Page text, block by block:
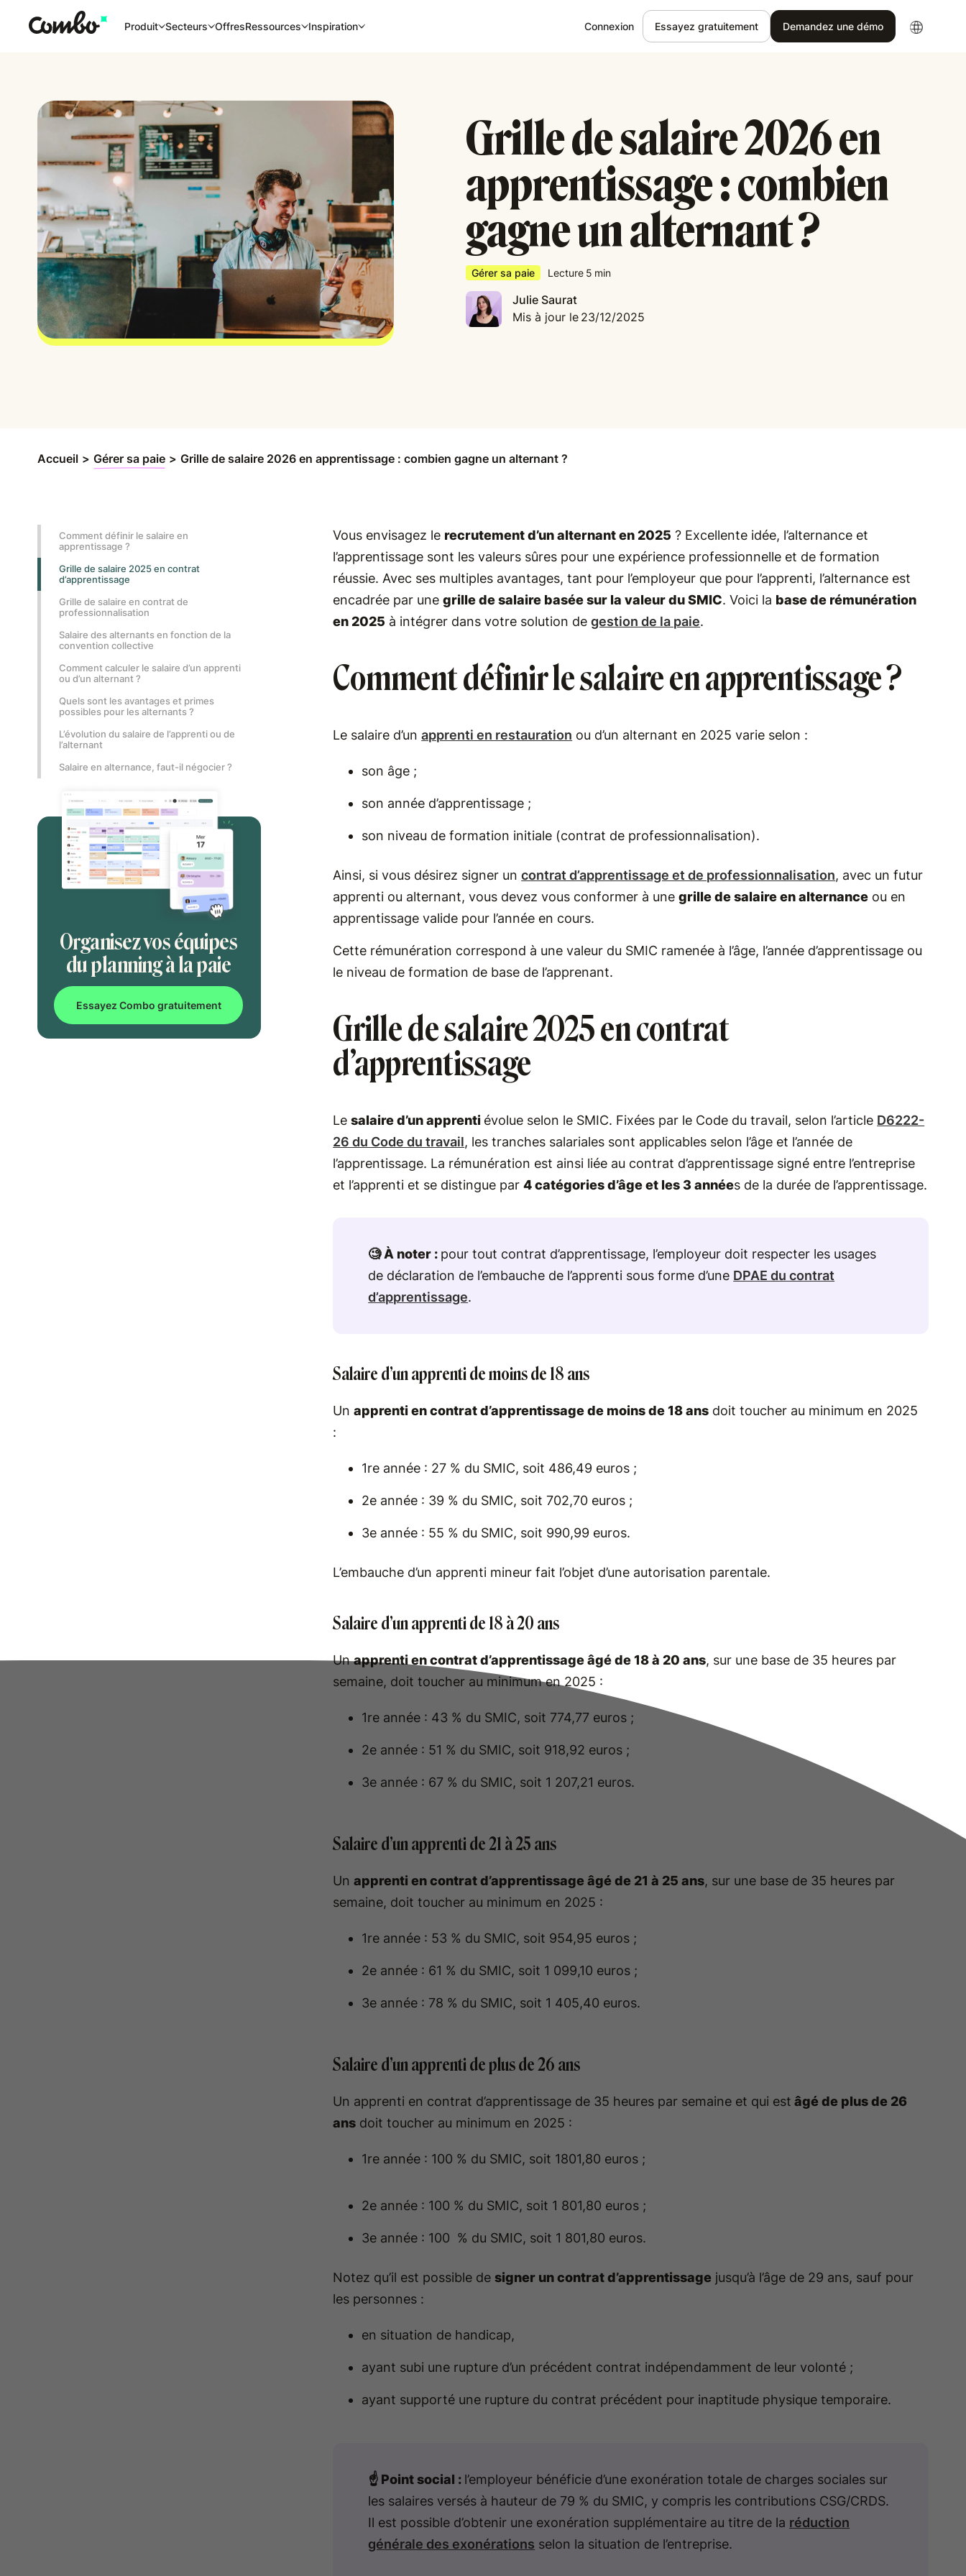
Produit Secteurs OffresRessources Inspiration Connexion Essayez gratuitement Demandez une démo
Grille de salaire 2026 en
apprentissage : combien
gagne un alternant ?
Gérer sa paie Lecture 5 min
Julie Saurat
Mis à jour le 23/12/2025
Accueil > Gérer sa paie > Grille de salaire 2026 en apprentissage : combien gagne un alternant ?
Comment définir le salaire en
apprentissage ?
Grille de salaire 2025 en contrat
d’apprentissage
Grille de salaire en contrat de
professionnalisation
Salaire des alternants en fonction de la
convention collective
Comment calculer le salaire d’un apprenti
ou d’un alternant ?
Quels sont les avantages et primes
possibles pour les alternants ?
L’évolution du salaire de l’apprenti ou de
l’alternant
Salaire en alternance, faut-il négocier ?
Organisez vos équipes
du planning à la paie
Essayez Combo gratuitement
Vous envisagez le recrutement d’un alternant en 2025 ? Excellente idée, l’alternance et
l’apprentissage sont les valeurs sûres pour une expérience professionnelle et de formation
réussie. Avec ses multiples avantages, tant pour l’employeur que pour l’apprenti, l’alternance est
encadrée par unegrille de salaire basée sur la valeur du SMIC. Voici la base de rémunération
en 2025 à intégrer dans votre solution degestion de la paie.
Comment définir le salaire en apprentissage ?
Le salaire d’unapprenti en restauration ou d’un alternant en 2025 varie selon :
son âge ;
son année d’apprentissage ;
son niveau de formation initiale (contrat de professionnalisation).
Ainsi, si vous désirez signer uncontrat d’apprentissage et de professionnalisation, avec un futur
apprenti ou alternant, vous devez vous conformer à unegrille de salaire en alternance ou en
apprentissage valide pour l’année en cours.
Cette rémunération correspond à une valeur du SMIC ramenée à l’âge, l’année d’apprentissage ou
le niveau de formation de base de l’apprenant.
Grille de salaire 2025 en contrat
d’apprentissage
Lesalaire d’un apprenti évolue selon le SMIC. Fixées par le Code du travail, selon l’article D6222-
26 du Code du travail, les tranches salariales sont applicables selon l’âge et l’année de
l’apprentissage. La rémunération est ainsi liée au contrat d’apprentissage signé entre l’entreprise
et l’apprenti et se distingue par4 catégories d’âge et les 3 années de la durée de l’apprentissage.
🧐 À noter : pour tout contrat d’apprentissage, l’employeur doit respecter les usages
de déclaration de l’embauche de l’apprenti sous forme d’une DPAE du contrat
d’apprentissage.
Salaire d’un apprenti de moins de 18 ans
Unapprenti en contrat d’apprentissage de moins de 18 ans doit toucher au minimum en 2025
:
1re année : 27 % du SMIC, soit 486,49 euros ;
2e année : 39 % du SMIC, soit 702,70 euros ;
3e année : 55 % du SMIC, soit 990,99 euros.
L’embauche d’un apprenti mineur fait l’objet d’une autorisation parentale.
Salaire d’un apprenti de 18 à 20 ans
Unapprenti en contrat d’apprentissage âgé de 18 à 20 ans, sur une base de 35 heures par
semaine, doit toucher au minimum en 2025 :
1re année : 43 % du SMIC, soit 774,77 euros ;
2e année : 51 % du SMIC, soit 918,92 euros ;
3e année : 67 % du SMIC, soit 1 207,21 euros.
Salaire d’un apprenti de 21 à 25 ans
Unapprenti en contrat d’apprentissage âgé de 21 à 25 ans, sur une base de 35 heures par
semaine, doit toucher au minimum en 2025 :
1re année : 53 % du SMIC, soit 954,95 euros ;
2e année : 61 % du SMIC, soit 1 099,10 euros ;
3e année : 78 % du SMIC, soit 1 405,40 euros.
Salaire d’un apprenti de plus de 26 ans
Un apprenti en contrat d’apprentissage de 35 heures par semaine et qui est âgé de plus de 26
ans doit toucher au minimum en 2025 :
1re année : 100 % du SMIC, soit 1801,80 euros ;
2e année : 100 % du SMIC, soit 1 801,80 euros ;
3e année : 100 % du SMIC, soit 1 801,80 euros.
Notez qu’il est possible designer un contrat d’apprentissage jusqu’à l’âge de 29 ans, sauf pour
les personnes :
en situation de handicap,
ayant subi une rupture d’un précédent contrat indépendamment de leur volonté ;
ayant supporté une rupture du contrat précédent pour inaptitude physique temporaire.
☝️ Point social : l’employeur bénéficie d’une exonération totale de charges sociales sur
les salaires versés à hauteur de 79 % du SMIC, y compris les contributions CSG/CRDS.
Il est possible d’obtenir une exonération supplémentaire au titre de la réduction
générale des exonérations selon la situation de l’entreprise.